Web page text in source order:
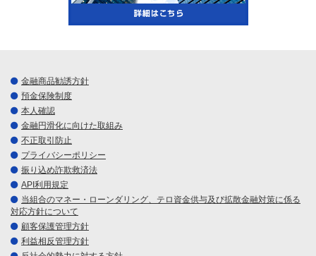
金融商品勧誘方針
預金保険制度
本人確認
金融円滑化に向けた取組み
不正取引防止
プライバシーポリシー
振り込め詐欺救済法
API利用規定
当組合のマネー・ローンダリング、テロ資金供与及び拡散金融対策に係る
対応方針について
顧客保護管理方針
利益相反管理方針